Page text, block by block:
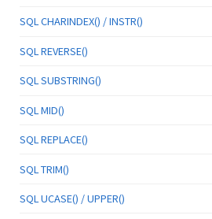
SQL CHARINDEX() / INSTR()
SQL REVERSE()
SQL SUBSTRING()
SQL MID()
SQL REPLACE()
SQL TRIM()
SQL UCASE() / UPPER()